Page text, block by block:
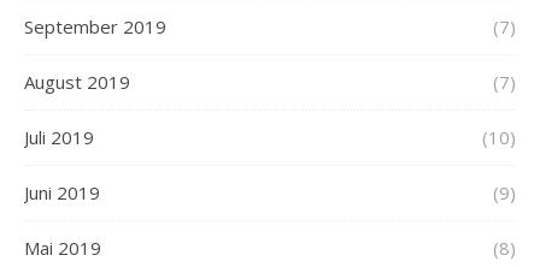
September 2019 (7)
August 2019 (7)
Juli 2019 (10)
Juni 2019 (9)
Mai 2019 (8)